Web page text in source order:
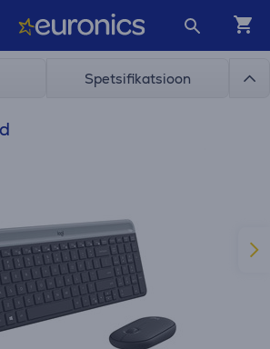
Spetsifikatsioon